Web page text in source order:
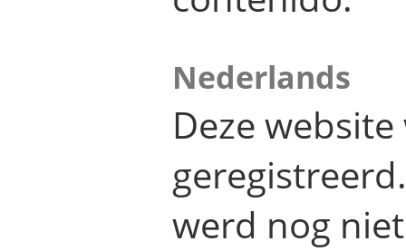
Nederlands
Deze
werd nog